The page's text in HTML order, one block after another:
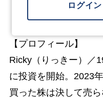
ログイ
【プロフィール】
Ricky（りっきー）／
に投資を開始。2023
買った株は決して売